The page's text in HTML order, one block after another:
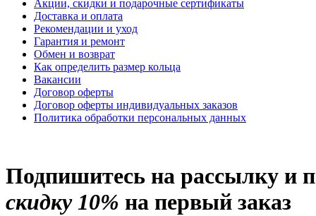
Акции, скидки и подарочные сертификаты
Доставка и оплата
Рекомендации и уход
Гарантия и ремонт
Обмен и возврат
Как определить размер кольца
Вакансии
Договор оферты
Договор оферты индивидуальных заказов
Политика обработки персональных данных
Подпишитесь на рассылку и
скидку 10% на первый заказ